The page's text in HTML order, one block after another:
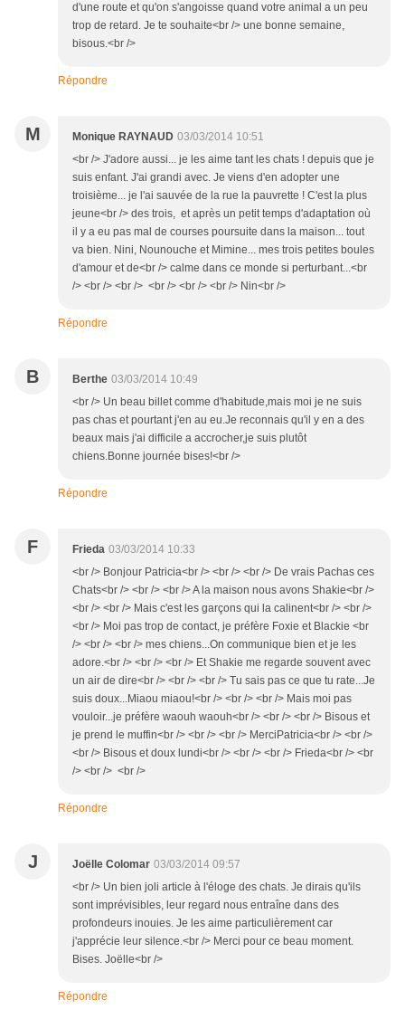
d'une route et qu'on s'angoisse quand votre animal a un peu
trop de retard. Je te souhaite<br /> une bonne semaine,
bisous.<br />
Répondre
M Monique RAYNAUD 03/03/2014 10:51
<br /> J'adore aussi... je les aime tant les chats ! depuis que je
suis enfant. J'ai grandi avec. Je viens d'en adopter une
troisième... je l'ai sauvée de la rue la pauvrette ! C'est la plus
jeune<br /> des trois, et après un petit temps d'adaptation où
il y a eu pas mal de courses poursuite dans la maison... tout
va bien. Nini, Nounouche et Mimine... mes trois petites boules
d'amour et de<br /> calme dans ce monde si perturbant...<br
/> <br /> <br /> <br /> <br /> <br /> Nin<br />
Répondre
B Berthe 03/03/2014 10:49
<br /> Un beau billet comme d'habitude,mais moi je ne suis
pas chas et pourtant j'en au eu.Je reconnais qu'il y en a des
beaux mais j'ai difficile a accrocher,je suis plutôt
chiens.Bonne journée bises!<br />
Répondre
F Frieda 03/03/2014 10:33
<br /> Bonjour Patricia<br /> <br /> <br /> De vrais Pachas ces
Chats<br /> <br /> <br /> A la maison nous avons Shakie<br />
<br /> <br /> Mais c'est les garçons qui la calinent<br /> <br />
<br /> Moi pas trop de contact, je préfère Foxie et Blackie <br
/> <br /> <br /> mes chiens...On communique bien et je les
adore.<br /> <br /> <br /> Et Shakie me regarde souvent avec
un air de dire<br /> <br /> <br /> Tu sais pas ce que tu rate...Je
suis doux...Miaou miaou!<br /> <br /> <br /> Mais moi pas
vouloir...je préfère waouh waouh<br /> <br /> <br /> Bisous et
je prend le muffin<br /> <br /> <br /> MerciPatricia<br /> <br />
<br /> Bisous et doux lundi<br /> <br /> <br /> Frieda<br /> <br
/> <br /> <br />
Répondre
J Joëlle Colomar 03/03/2014 09:57
<br /> Un bien joli article à l'éloge des chats. Je dirais qu'ils
sont imprévisibles, leur regard nous entraîne dans des
profondeurs inouies. Je les aime particulièrement car
j'apprécie leur silence.<br /> Merci pour ce beau moment.
Bises. Joëlle<br />
Répondre